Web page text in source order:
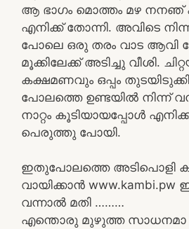
ആ ഭാഗം മൊത്തം മഴ നനഞ്
എനിക്ക് തോന്നി. അവിടെ
പോലെ ഒരു തരം വാട ആവി
മൂക്കിലേക്ക് അടിച്ചു വീശി.
കക്ഷമണവും ഒപ്പം
പോലത്തെ ഉണ്ടയിൽ നിന്ന്
നാറ്റം കൂടിയായപ്പോൾ
പെരുത്തു പോയി.
ഇതുപോലത്തെ അടിപൊളി
വായിക്കാൻ
വന്നാൽ മതി ………
എന്തൊരു മുഴുത്ത സാധനമാ